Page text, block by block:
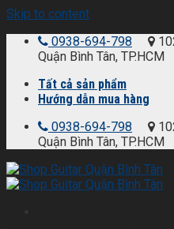
Skip to content
0938-694-798
Quận Bình Tân, TP.HCM
Tất cả sản phẩm
Hướng dẫn mua hàng
0938-694-798
Quận Bình Tân, TP.HCM